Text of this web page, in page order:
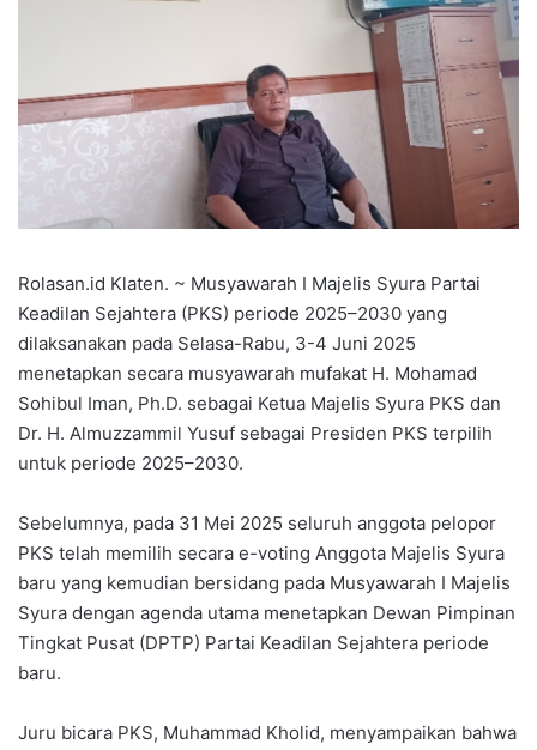
Rolasan.id Klaten. ~ Musyawarah I Majelis Syura Partai
Keadilan Sejahtera (PKS) periode 2025–2030 yang
dilaksanakan pada Selasa-Rabu, 3-4 Juni 2025
menetapkan secara musyawarah mufakat H. Mohamad
Sohibul Iman, Ph.D. sebagai Ketua Majelis Syura PKS dan
Dr. H. Almuzzammil Yusuf sebagai Presiden PKS terpilih
untuk periode 2025–2030.
Sebelumnya, pada 31 Mei 2025 seluruh anggota pelopor
PKS telah memilih secara e-voting Anggota Majelis Syura
baru yang kemudian bersidang pada Musyawarah I Majelis
Syura dengan agenda utama menetapkan Dewan Pimpinan
Tingkat Pusat (DPTP) Partai Keadilan Sejahtera periode
baru.
Juru bicara PKS, Muhammad Kholid, menyampaikan bahwa